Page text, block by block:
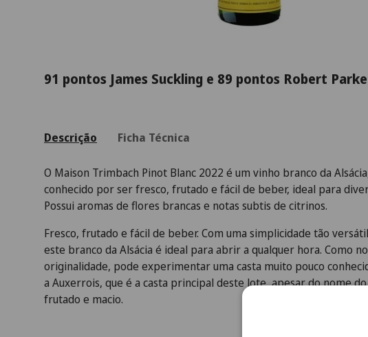
91 pontos James Suckling e 89 pontos Robert
Descrição Ficha Técnica
O Maison Trimbach Pinot Blanc 2022 é um vinho branco da
conhecido por ser fresco, frutado e fácil de beber, ideal para
Possui aromas de flores brancas e notas subtis de citrinos.
Fresco, frutado e fácil de beber. Com uma simplicidade tão
este branco da Alsácia é ideal para abrir a qualquer hora. Como
originalidade, pode experimentar uma casta muito pouco
a Auxerrois, que é a casta principal deste lote, apesar do nome
frutado e macio.